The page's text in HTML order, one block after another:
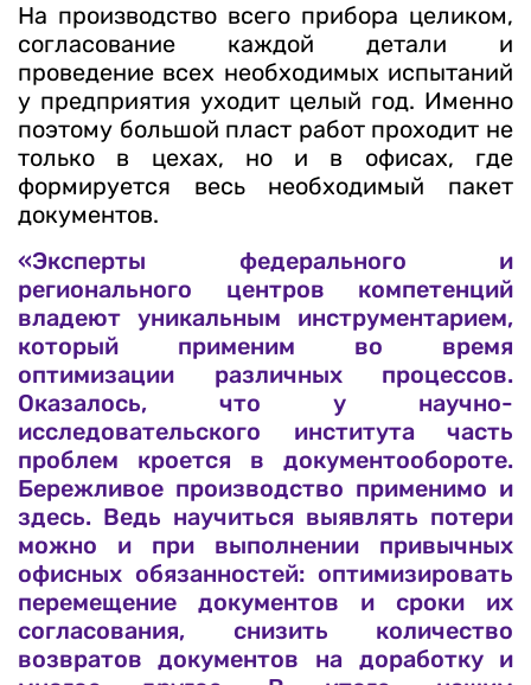
На производство всего прибора целиком,
согласование каждой детали и
проведение всех необходимых испытаний
у предприятия уходит целый год. Именно
поэтому большой пласт работ проходит не
только в цехах, но и в офисах, где
формируется весь необходимый пакет
документов.
«Эксперты федерального и
регионального центров компетенций
владеют уникальным инструментарием,
который применим во время
оптимизации различных процессов.
Оказалось, что у научно-
исследовательского института часть
проблем кроется в документообороте.
Бережливое производство применимо и
здесь. Ведь научиться выявлять потери
можно и при выполнении привычных
офисных обязанностей: оптимизировать
перемещение документов и сроки их
согласования, снизить количество
возвратов документов на доработку и